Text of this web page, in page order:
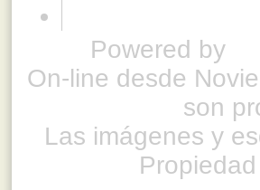
Powered by
On-line desde
son
Las imágenes y